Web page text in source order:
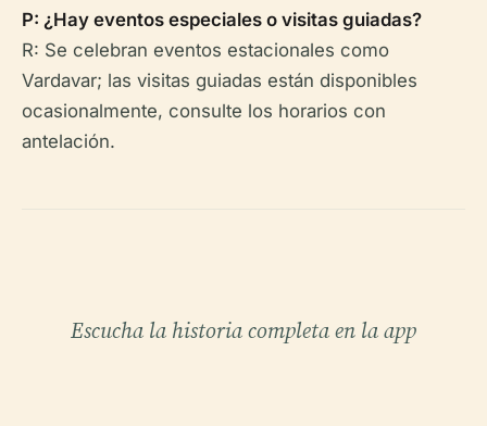
P: ¿Hay eventos especiales o visitas guiadas?
R: Se celebran eventos estacionales como
Vardavar; las visitas guiadas están disponibles
ocasionalmente, consulte los horarios con
antelación.
Escucha la historia completa en la app